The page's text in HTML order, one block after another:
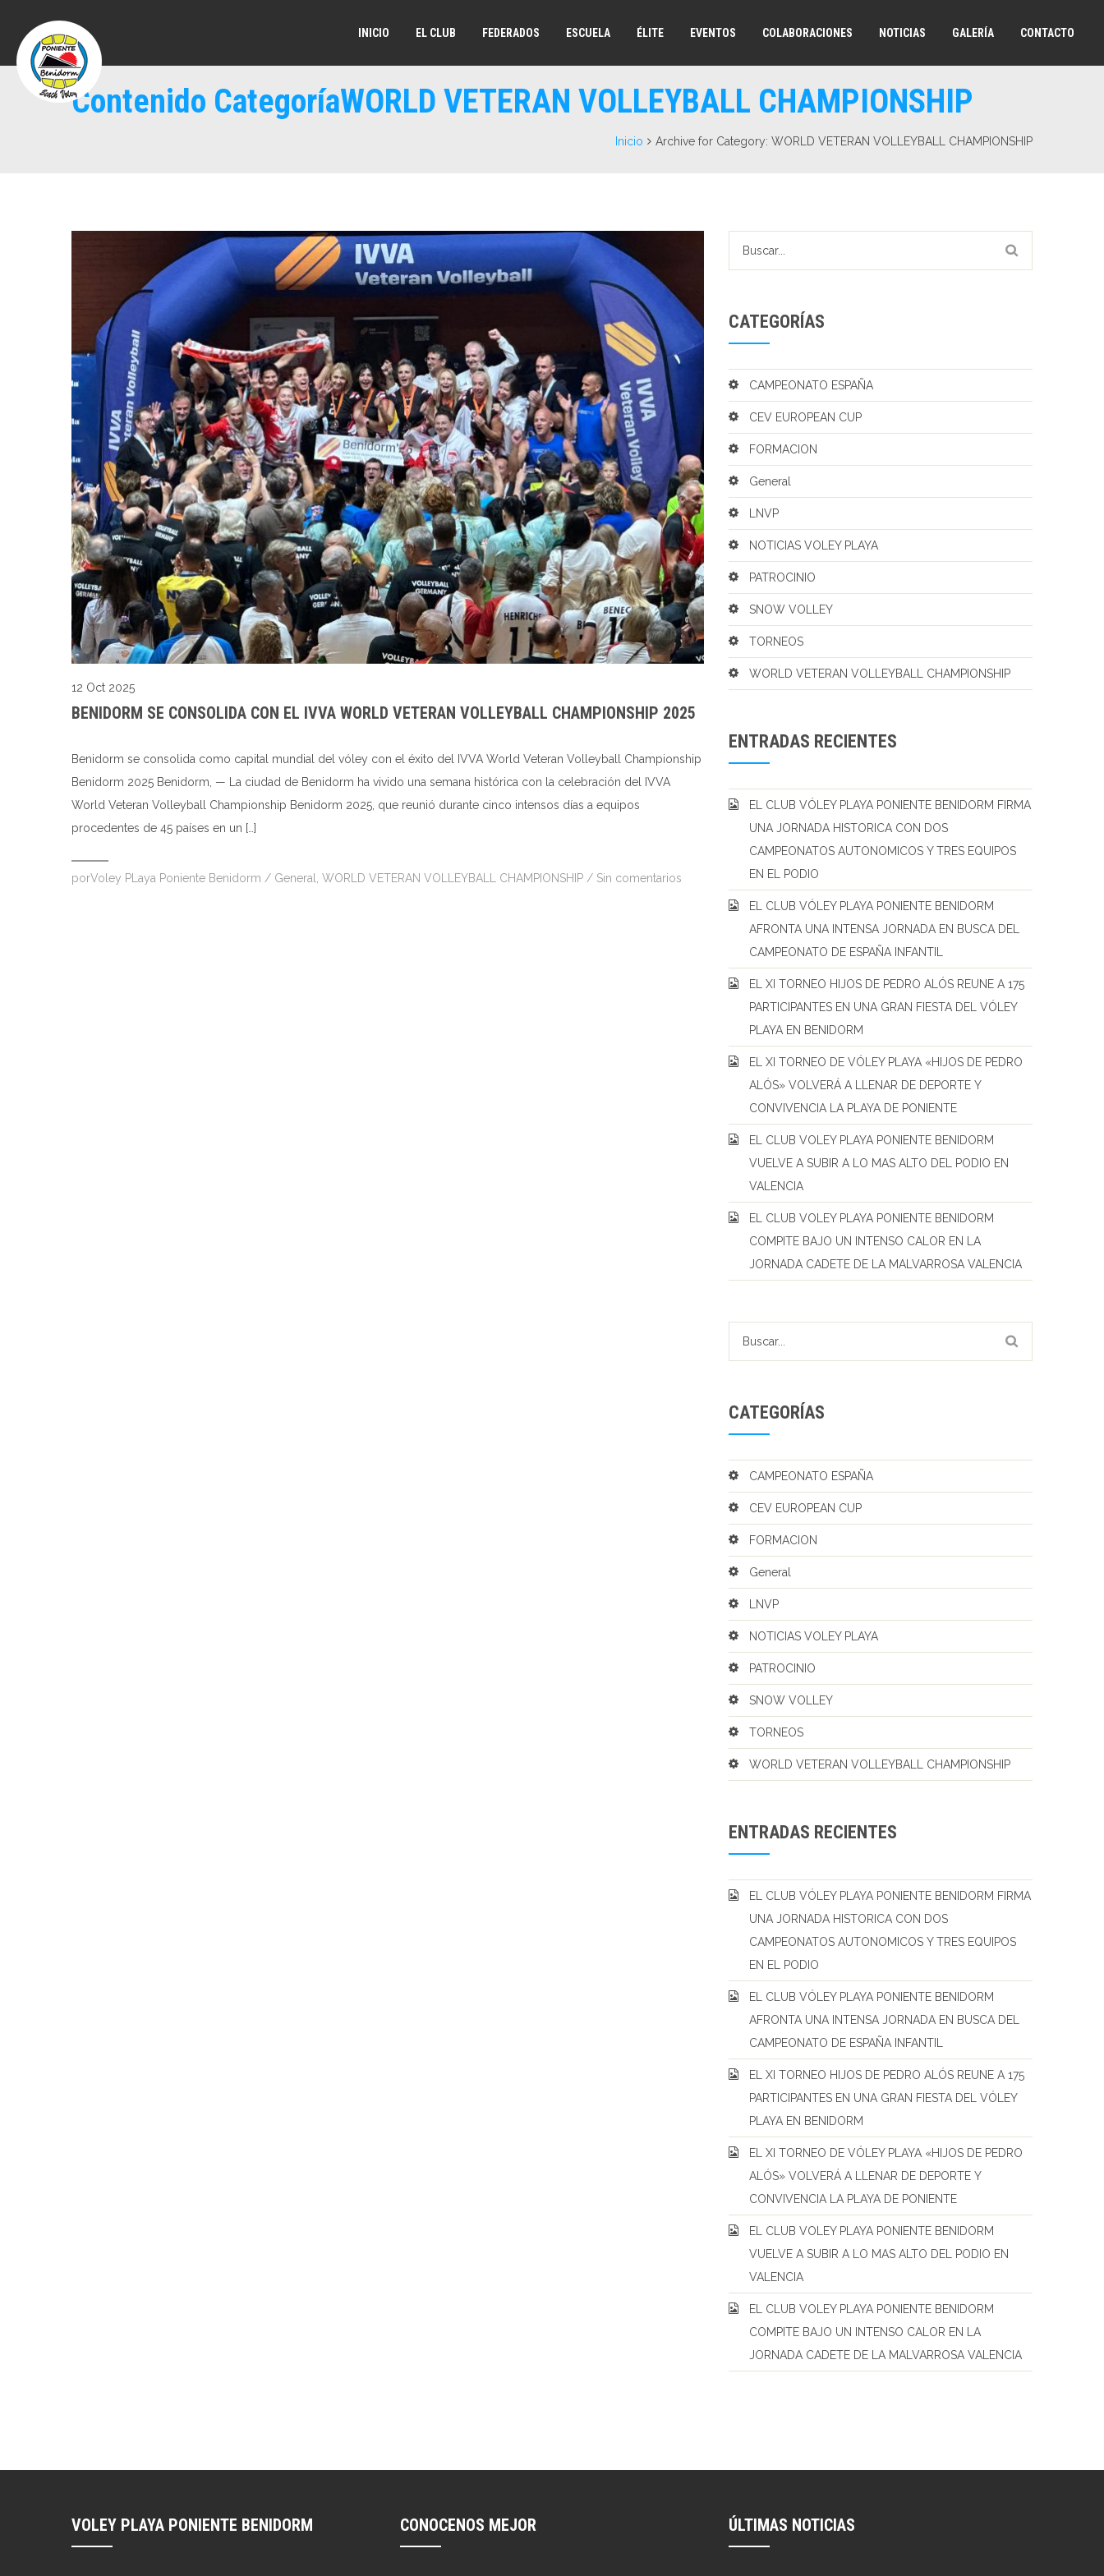
INICIO EL CLUB FEDERADOS ESCUELA ÉLITE EVENTOS COLABORACIONES NOTICIAS GALERÍA CONTACTO
Contenido CategoríaWORLD VETERAN VOLLEYBALL CHAMPIONSHIP
Inicio Archive for Category: WORLD VETERAN VOLLEYBALL CHAMPIONSHIP
12 Oct 2025
BENIDORM SE CONSOLIDA CON EL IVVA WORLD VETERAN VOLLEYBALL CHAMPIONSHIP 2025
Benidorm se consolida como capital mundial del vóley con el éxito del IVVA World Veteran Volleyball Championship
Benidorm 2025 Benidorm, — La ciudad de Benidorm ha vivido una semana histórica con la celebración del IVVA
World Veteran Volleyball Championship Benidorm 2025, que reunió durante cinco intensos días a equipos
procedentes de 45 países en un […]
porVoley PLaya Poniente Benidorm / General WORLD VETERAN VOLLEYBALL CHAMPIONSHIP / Sin comentarios
CATEGORÍAS
CAMPEONATO ESPAÑA
CEV EUROPEAN CUP
FORMACION
General
LNVP
NOTICIAS VOLEY PLAYA
PATROCINIO
SNOW VOLLEY
TORNEOS
WORLD VETERAN VOLLEYBALL CHAMPIONSHIP
ENTRADAS RECIENTES
EL CLUB VÓLEY PLAYA PONIENTE BENIDORM FIRMA
UNA JORNADA HISTORICA CON DOS
CAMPEONATOS AUTONOMICOS Y TRES EQUIPOS
EN EL PODIO
EL CLUB VÓLEY PLAYA PONIENTE BENIDORM
AFRONTA UNA INTENSA JORNADA EN BUSCA DEL
CAMPEONATO DE ESPAÑA INFANTIL
EL XI TORNEO HIJOS DE PEDRO ALÓS REUNE A 175
PARTICIPANTES EN UNA GRAN FIESTA DEL VÓLEY
PLAYA EN BENIDORM
EL XI TORNEO DE VÓLEY PLAYA «HIJOS DE PEDRO
ALÓS» VOLVERÁ A LLENAR DE DEPORTE Y
CONVIVENCIA LA PLAYA DE PONIENTE
EL CLUB VOLEY PLAYA PONIENTE BENIDORM
VUELVE A SUBIR A LO MAS ALTO DEL PODIO EN
VALENCIA
EL CLUB VOLEY PLAYA PONIENTE BENIDORM
COMPITE BAJO UN INTENSO CALOR EN LA
JORNADA CADETE DE LA MALVARROSA VALENCIA
CATEGORÍAS
CAMPEONATO ESPAÑA
CEV EUROPEAN CUP
FORMACION
General
LNVP
NOTICIAS VOLEY PLAYA
PATROCINIO
SNOW VOLLEY
TORNEOS
WORLD VETERAN VOLLEYBALL CHAMPIONSHIP
ENTRADAS RECIENTES
EL CLUB VÓLEY PLAYA PONIENTE BENIDORM FIRMA
UNA JORNADA HISTORICA CON DOS
CAMPEONATOS AUTONOMICOS Y TRES EQUIPOS
EN EL PODIO
EL CLUB VÓLEY PLAYA PONIENTE BENIDORM
AFRONTA UNA INTENSA JORNADA EN BUSCA DEL
CAMPEONATO DE ESPAÑA INFANTIL
EL XI TORNEO HIJOS DE PEDRO ALÓS REUNE A 175
PARTICIPANTES EN UNA GRAN FIESTA DEL VÓLEY
PLAYA EN BENIDORM
EL XI TORNEO DE VÓLEY PLAYA «HIJOS DE PEDRO
ALÓS» VOLVERÁ A LLENAR DE DEPORTE Y
CONVIVENCIA LA PLAYA DE PONIENTE
EL CLUB VOLEY PLAYA PONIENTE BENIDORM
VUELVE A SUBIR A LO MAS ALTO DEL PODIO EN
VALENCIA
EL CLUB VOLEY PLAYA PONIENTE BENIDORM
COMPITE BAJO UN INTENSO CALOR EN LA
JORNADA CADETE DE LA MALVARROSA VALENCIA
VOLEY PLAYA PONIENTE BENIDORM CONOCENOS MEJOR ÚLTIMAS NOTICIAS